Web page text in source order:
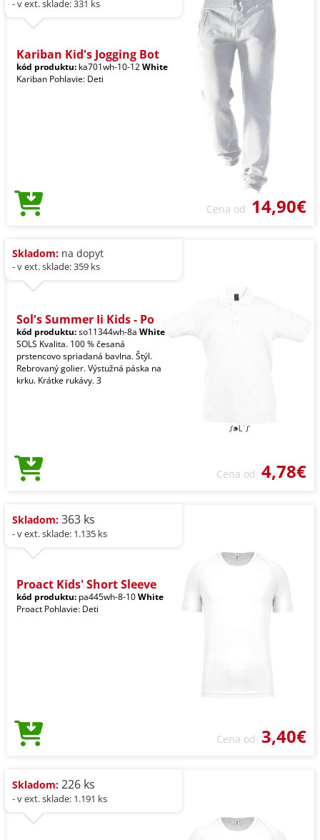
- v ext. sklade: 331 ks
Kariban Kid's Jogging Bot
kód produktu: ka701wh-10-12White
Kariban Pohlavie: Deti
Cena od 14,90€
Skladom: na dopyt
- v ext. sklade: 359 ks
Sol's Summer Ii Kids - Po
kód produktu:so11344wh-8a White
SOLS Kvalita. 100 % česaná
prstencovo spriadaná bavlna. Štýl.
Rebrovaný golier. Výstužná páska na
krku. Krátke rukávy. 3
Cena od 4,78€
Skladom: 363 ks
- v ext. sklade: 1.135 ks
Proact Kids' Short Sleeve
kód produktu: pa445wh-8-10White
Proact Pohlavie: Deti
Cena od 3,40€
Skladom: 226 ks
- v ext. sklade: 1.191 ks